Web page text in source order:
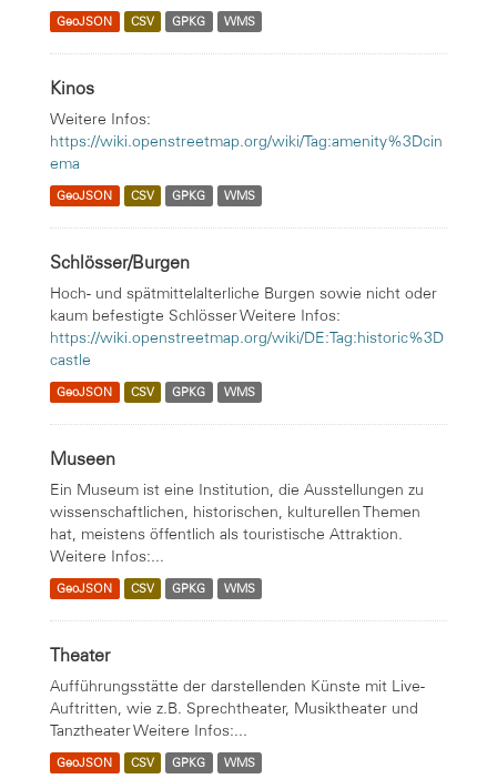
GeoJSON CSV GPKG WMS
Kinos
Weitere Infos:
https://wiki.openstreetmap.org/wiki/Tag:amenity%3Dcin
ema
GeoJSON CSV GPKG WMS
Schlösser/Burgen
Hoch- und spätmittelalterliche Burgen sowie nicht oder
kaum befestigte Schlösser Weitere Infos:
https://wiki.openstreetmap.org/wiki/DE:Tag:historic%3D
castle
GeoJSON CSV GPKG WMS
Museen
Ein Museum ist eine Institution, die Ausstellungen zu
wissenschaftlichen, historischen, kulturellen Themen
hat, meistens öffentlich als touristische Attraktion.
Weitere Infos:...
GeoJSON CSV GPKG WMS
Theater
Aufführungsstätte der darstellenden Künste mit Live-
Auftritten, wie z.B. Sprechtheater, Musiktheater und
Tanztheater Weitere Infos:...
GeoJSON CSV GPKG WMS